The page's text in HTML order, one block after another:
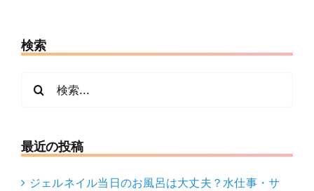
方
説
検索
最近の投稿
ジェルネイル当日のお風呂は大丈夫？水仕事・サ